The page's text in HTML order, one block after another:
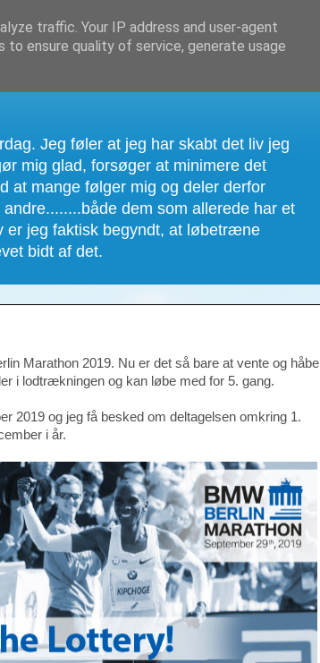
Jeg føler at jeg har skabt det liv jeg
mig glad, forsøger at minimere det
at mange følger mig og deler derfor
dem som allerede har et
er jeg faktisk begyndt, at løbetræne
bidt af det.
Marathon 2019. Nu er det så bare at vente og håbe
i lodtrækningen og kan løbe med for 5. gang.
2019 og jeg få besked om deltagelsen omkring 1.
i år.
traffic. Your IP address and user-agent
ensure quality of service, generate usage